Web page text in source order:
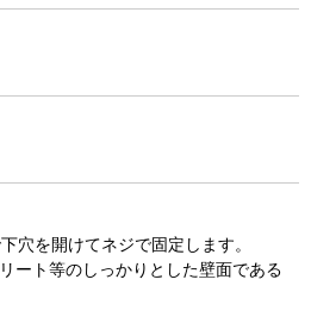
穴を開けてネジで固定します。
ート等のしっかりとした壁面である